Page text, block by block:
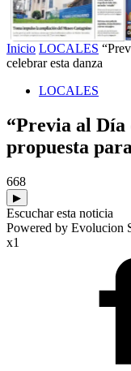
Inicio LOCALES
celebrar esta danza
LOCALES
“Previa al Día
propuesta
668
▶
Escuchar esta noticia
Powered by Evolucion
x1